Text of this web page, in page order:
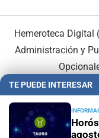
Hemeroteca Digital
Administración y
TE PUEDE INTERESAR